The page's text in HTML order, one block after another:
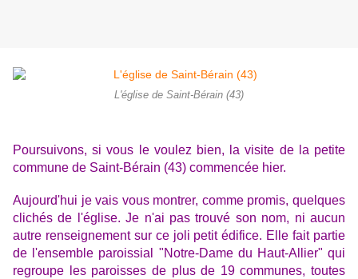
L'église de Saint-Bérain (43)
Poursuivons, si vous le voulez bien, la visite de la petite
commune de Saint-Bérain (43) commencée hier.
Aujourd'hui je vais vous montrer, comme promis, quelques
clichés de l'église. Je n'ai pas trouvé son nom, ni aucun
autre renseignement sur ce joli petit édifice. Elle fait partie
de l'ensemble paroissial "Notre-Dame du Haut-Allier" qui
regroupe les paroisses de plus de 19 communes, toutes